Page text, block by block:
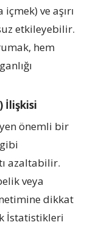
ve aşırı
etkileyebilir.
hem
İlişkisi
önemli bir
azaltabilir.
veya
dikkat
İstatistikleri